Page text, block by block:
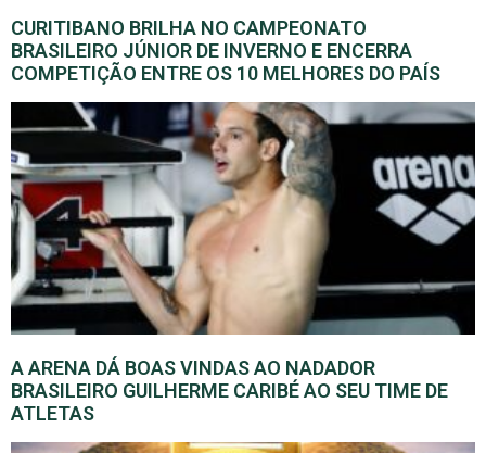
CURITIBANO BRILHA NO CAMPEONATO
BRASILEIRO JÚNIOR DE INVERNO E ENCERRA
COMPETIÇÃO ENTRE OS 10 MELHORES DO PAÍS
A ARENA DÁ BOAS VINDAS AO NADADOR
BRASILEIRO GUILHERME CARIBÉ AO SEU TIME DE
ATLETAS